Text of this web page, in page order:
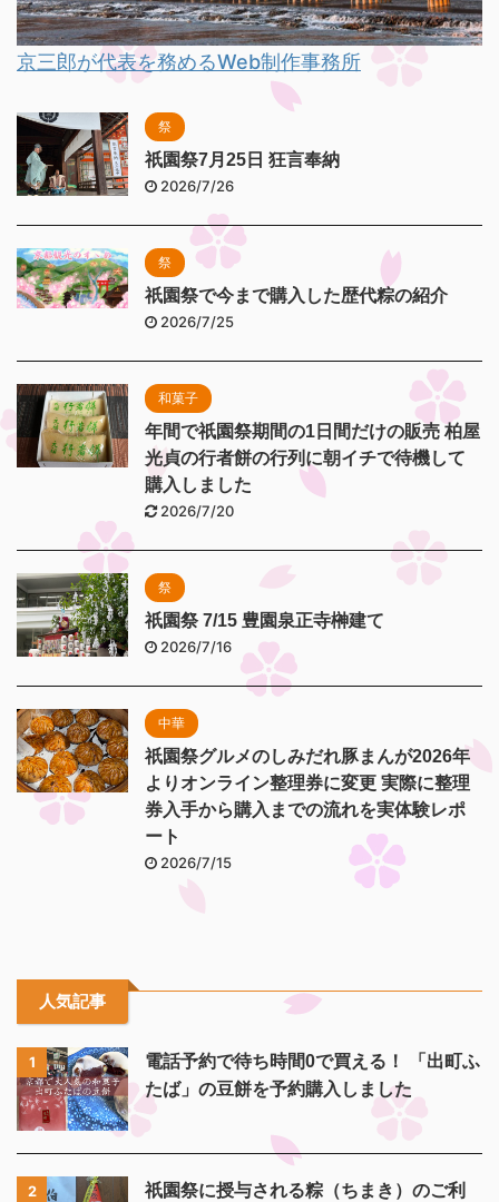
京三郎が代表を務めるWeb制作事務所
祭
祇園祭7月25日 狂言奉納
2026/7/26
祭
祇園祭で今まで購入した歴代粽の紹介
2026/7/25
和菓子
年間で祇園祭期間の1日間だけの販売 柏屋
光貞の行者餅の行列に朝イチで待機して
購入しました
2026/7/20
祭
祇園祭 7/15 豊園泉正寺榊建て
2026/7/16
中華
祇園祭グルメのしみだれ豚まんが2026年
よりオンライン整理券に変更 実際に整理
券入手から購入までの流れを実体験レポ
ート
2026/7/15
人気記事
1
電話予約で待ち時間0で買える！ 「出町ふ
たば」の豆餅を予約購入しました
2
祇園祭に授与される粽（ちまき）のご利